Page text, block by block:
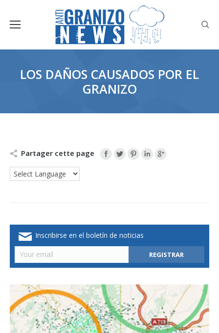
LOS DAÑOS CAUSADOS ​​POR EL
GRANIZO
Partager cette page
Inscribirse en el boletín de noticias